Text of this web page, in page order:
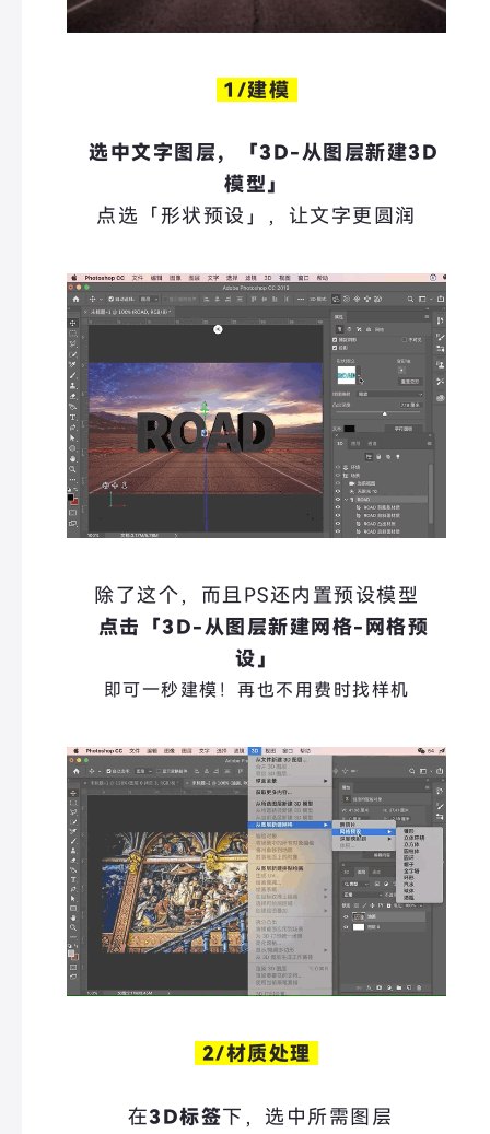
1/建模
选中文字图层，「3D-从图层新建3D
模型」
点选「形状预设」，让文字更圆润
除了这个，而且PS还内置预设模型
点击「3D-从图层新建网格-网格预
设」
即可一秒建模！ 再也不用费时找样机
2/材质处理
在3D标签下，选中所需图层